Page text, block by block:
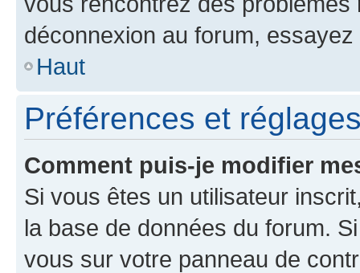
déconnexion au forum,
Haut
Préférences et
Comment puis-je modifier
Si vous êtes un utilisateur
la base de données du forum.
vous sur votre panneau de